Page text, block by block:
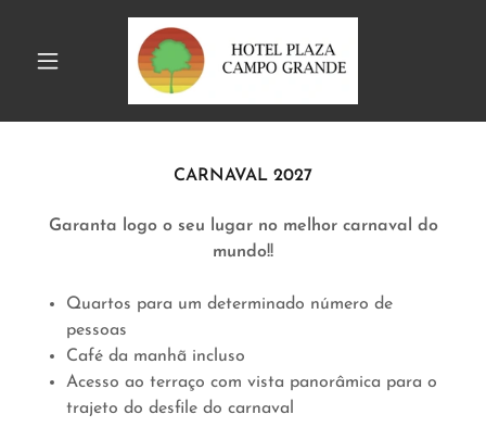
CARNAVAL 2027
Garanta logo o seu lugar no melhor carnaval do
mundo!!
Quartos para um determinado número de
pessoas
Café da manhã incluso
Acesso ao terraço com vista panorâmica para o
trajeto do desfile do carnaval